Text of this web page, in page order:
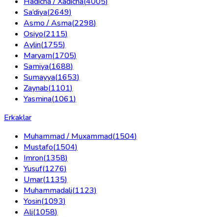
Sa’diya(2649)
Asmo / Asma(2298)
Osiyo(2115)
Aylin(1755)
Maryam(1705)
Samiya(1688)
Sumayya(1653)
Zaynab(1101)
Yasmina(1061)
Erkaklar
Muhammad / Muxammad(1504)
Mustafo(1504)
Imron(1358)
Yusuf(1276)
Umar(1135)
Muhammadali(1123)
Yosin(1093)
Ali(1058)